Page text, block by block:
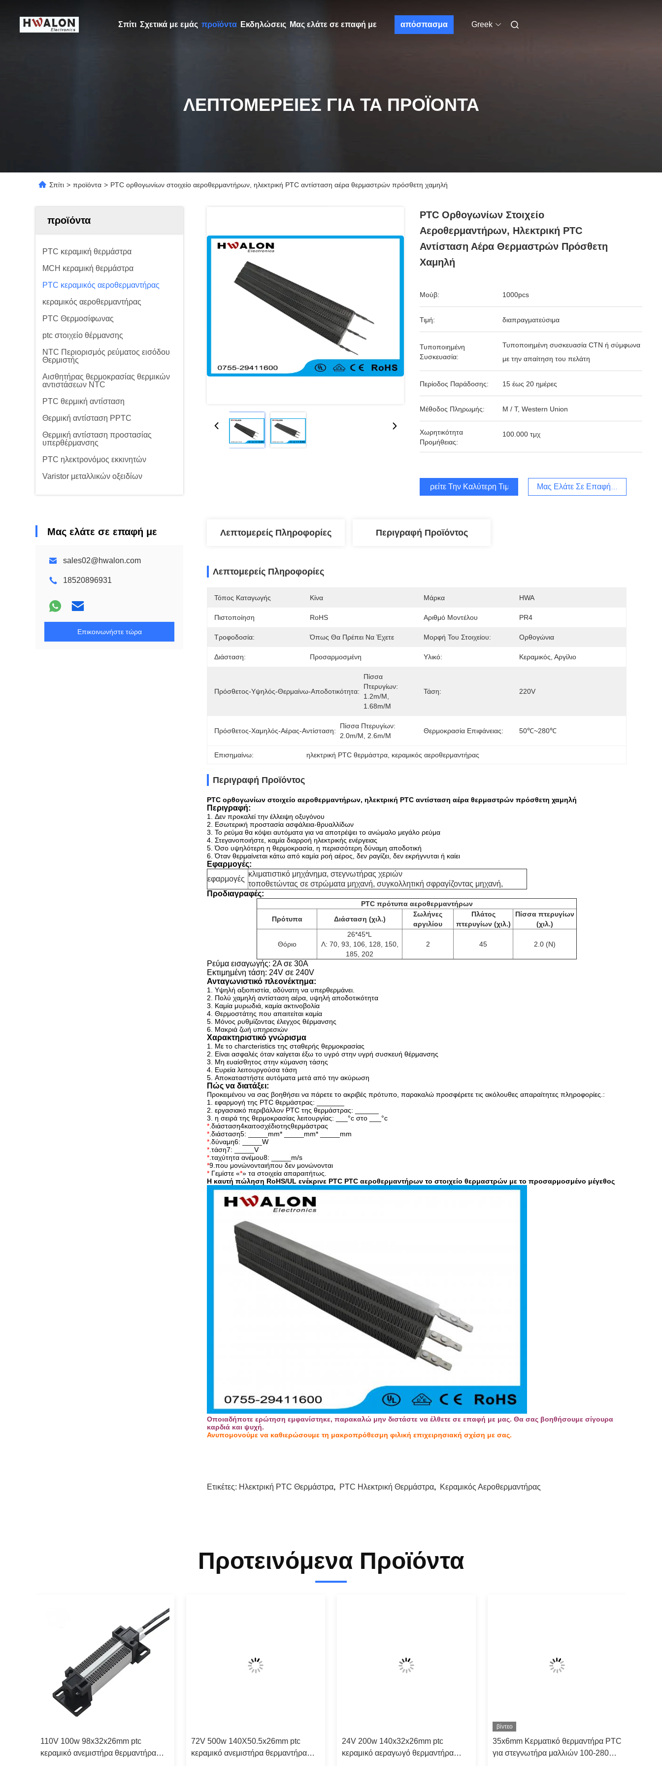
Σπίτι Σχετικά με εμάς προϊόντα Εκδηλώσεις Μας ελάτε σε επαφή με απόσπασμα Greek
ΛΕΠΤΟΜΈΡΕΙΕΣ ΓΙΑ ΤΑ ΠΡΟΪΌΝΤΑ
Σπίτι > προϊόντα > PTC ορθογωνίων στοιχείο αεροθερμαντήρων, ηλεκτρική PTC αντίσταση αέρα θερμαστρών πρόσθετη χαμηλή
προϊόντα
PTC κεραμική θερμάστρα
MCH κεραμική θερμάστρα
PTC κεραμικός αεροθερμαντήρας
κεραμικός αεροθερμαντήρας
PTC Θερμοσίφωνας
ptc στοιχείο θέρμανσης
NTC Περιορισμός ρεύματος εισόδου
Θερμιστής
Αισθητήρας θερμοκρασίας θερμικών
αντιστάσεων NTC
PTC θερμική αντίσταση
Θερμική αντίσταση PPTC
Θερμική αντίσταση προστασίας
υπερθέρμανσης
PTC ηλεκτρονόμος εκκινητών
Varistor μεταλλικών οξειδίων
Μας ελάτε σε επαφή με
sales02@hwalon.com
18520896931
Επικοινωνήστε τώρα
PTC Ορθογωνίων Στοιχείο
Αεροθερμαντήρων, Ηλεκτρική PTC
Αντίσταση Αέρα Θερμαστρών Πρόσθετη
Χαμηλή
Μούβ: 1000pcs
Τιμή: διαπραγματεύσιμα
Τυποποιημένη
Συσκευασία:
Τυποποιημένη συσκευασία CTN ή σύμφωνα
με την απαίτηση του πελάτη
Περίοδος Παράδοσης: 15 έως 20 ημέρες
Μέθοδος Πληρωμής: Μ / Τ, Western Union
Χωρητικότητα
Προμήθειας:
100.000 τμχ
Βρείτε Την Καλύτερη Τιμή Μας Ελάτε Σε Επαφή Με
Λεπτομερείς Πληροφορίες Περιγραφή Προϊόντος
Λεπτομερείς Πληροφορίες
Τόπος Καταγωγής Κίνα Μάρκα HWA
Πιστοποίηση RoHS Αριθμό Μοντέλου PR4
Τροφοδοσία: Όπως Θα Πρέπει Να Έχετε Μορφή Του Στοιχείου: Ορθογώνια
Διάσταση: Προσαρμοσμένη Υλικό: Κεραμικός, Αργίλιο
Πρόσθετος-Υψηλός-Θερμαίνω-Αποδοτικότητα:
Πίσσα
Πτερυγίων:
1.2m/m,
1.68m/m
Τάση: 220V
Πρόσθετος-Χαμηλός-Αέρας-Αντίσταση:
Πίσσα Πτερυγίων:
2.0m/m, 2.6m/m
Θερμοκρασία Επιφάνειας: 50℃~280℃
Επισημαίνω: ηλεκτρική PTC θερμάστρα κεραμικός αεροθερμαντήρας
Περιγραφή Προϊόντος
PTC ορθογωνίων στοιχείο αεροθερμαντήρων, ηλεκτρική PTC αντίσταση αέρα θερμαστρών πρόσθετη χαμηλή
Περιγραφή:
1. Δεν προκαλεί την έλλειψη οξυγόνου
2. Εσωτερική προστασία ασφάλεια-θρυαλλίδων
3. Το ρεύμα θα κόψει αυτόματα για να αποτρέψει το ανώμαλο μεγάλο ρεύμα
4. Στεγανοποιήστε, καμία διαρροή ηλεκτρικής ενέργειας
5.Όσο υψηλότερη η θερμοκρασία, η περισσότερη δύναμη αποδοτική
6.Όταν θερμαίνεται κάτω από καμία ροή αέρος, δεν ραγίζει, δεν εκρήγνυται ή καίει
Εφαρμογές:
εφαρμογές
κλιματιστικό μηχάνημα, στεγνωτήρας χεριών
τοποθετώντας σε στρώματα μηχανή, συγκολλητική σφραγίζοντας μηχανή,
Προδιαγραφές:
PTC πρότυπα αεροθερμαντήρων
Πρότυπα
Διάσταση (χιλ.)
Σωλήνες
αργιλίου
Πλάτος
πτερυγίων (χιλ.)
Πίσσα πτερυγίων
(χιλ.)
Θόριο
26*45*L
Λ: 70, 93, 106, 128, 150,
185, 202
2 45 2.0 (Ν)
Ρεύμα εισαγωγής: 2A σε 30A
Εκτιμημένη τάση: 24V σε 240V
Ανταγωνιστικό πλεονέκτημα:
1. Υψηλή αξιοπιστία, αδύνατη να υπερθερμάνει.
2. Πολύ χαμηλή αντίσταση αέρα, υψηλή αποδοτικότητα
3. Καμία μυρωδιά, καμία ακτινοβολία
4. Θερμοστάτης που απαιτείται καμία
5. Μόνος ρυθμίζοντας έλεγχος θέρμανσης
6. Μακριά ζωή υπηρεσιών
Χαρακτηριστικό γνώρισμα
1. Με το charcteristics της σταθερής θερμοκρασίας
2. Είναι ασφαλές όταν καίγεται έξω το υγρό στην υγρή συσκευή θέρμανσης
3. Μη ευαίσθητος στην κύμανση τάσης
4. Ευρεία λειτουργούσα τάση
5. Αποκαταστήστε αυτόματα μετά από την ακύρωση
Πώς να διατάξει:
Προκειμένου να σας βοηθήσει να πάρετε το ακριβές πρότυπο, παρακαλώ προσφέρετε τις ακόλουθες απαραίτητες πληροφορίες.:
1. εφαρμογή της PTC θερμάστρας: _______
2. εργασιακό περιβάλλον PTC της θερμάστρας: ______
3. η σειρά της θερμοκρασίας λειτουργίας: ___°c στο ___°c
* .διάσταση4καιτοσχέδιοτηςθερμάστρας
* .διάσταση5: _____mm* _____mm*
_____mm
* .δύναμη6: _____W
* .τάση7: _____V
* .ταχύτητα ανέμου8: _____m/s
*9.που μονώνονταιήπου δεν μονώνονται
* Γεμίστε «*» τα στοιχεία απαραιτήτως.
Η καυτή πώληση RoHS/UL ενέκρινε PTC PTC αεροθερμαντήρων το στοιχείο θερμαστρών με το προσαρμοσμένο μέγεθος
Οποιαδήποτε ερώτηση εμφανίστηκε, παρακαλώ μην διστάστε να έλθετε σε επαφή με μας. Θα σας βοηθήσουμε σίγουρα
καρδιά και ψυχή.
Ανυπομονούμε να καθιερώσουμε τη μακροπρόθεσμη φιλική επιχειρησιακή σχέση με σας.
Ετικέτες: Ηλεκτρική PTC Θερμάστρα, PTC Ηλεκτρική Θερμάστρα, Κεραμικός Αεροθερμαντήρας
Προτεινόμενα Προϊόντα
110V 100w 98x32x26mm ptc
κεραμικό ανεμιστήρα θερμαντήρα
72V 500w 140X50.5x26mm ptc
κεραμικό ανεμιστήρα θερμαντήρα
24V 200w 140x32x26mm ptc
κεραμικό αεραγωγό θερμαντήρα
βίντεο
35x6mm Κερματικό θερμαντήρα PTC
για στεγνωτήρα μαλλιών 100-280C